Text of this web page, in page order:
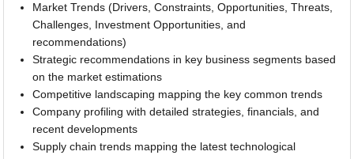
Market Trends (Drivers, Constraints, Opportunities, Threats,
Challenges, Investment Opportunities, and
recommendations)
Strategic recommendations in key business segments based
on the market estimations
Competitive landscaping mapping the key common trends
Company profiling with detailed strategies, financials, and
recent developments
Supply chain trends mapping the latest technological